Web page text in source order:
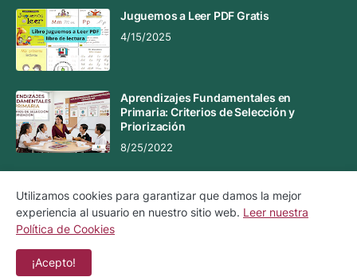
Juguemos a Leer PDF Gratis
4/15/2025
Aprendizajes Fundamentales en
Primaria: Criterios de Selección y
Priorización
8/25/2022
Copyright ©
Aviso Legal Aviso de Privacidad
Política de Cookies
Utilizamos cookies para garantizar que damos la mejor
experiencia al usuario en nuestro sitio web. Leer nuestra
Política de Cookies
¡Acepto!